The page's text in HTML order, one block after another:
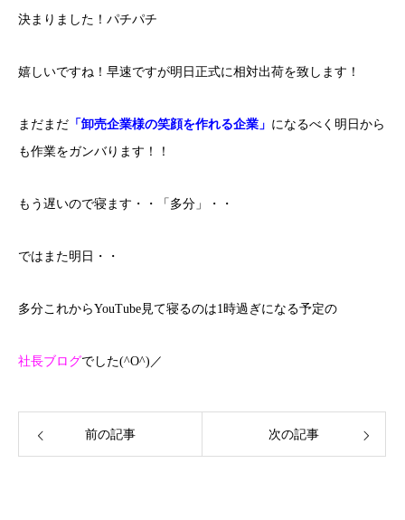
決まりました！パチパチ
嬉しいですね！早速ですが明日正式に相対出荷を致します！
まだまだ 「卸売企業様の笑顔を作れる企業」 になるべく明日から
も作業をガンバります！！
もう遅いので寝ます・・「多分」・・
ではまた明日・・
多分これからYouTube見て寝るのは1時過ぎになる予定の
社長ブログでした(^O^)／
前の記事 次の記事